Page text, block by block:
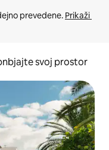
prevedene. Prikaži
svoj prostor